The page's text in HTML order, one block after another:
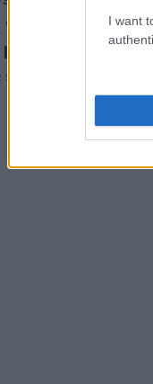
I want
ogni
parchi eolici e